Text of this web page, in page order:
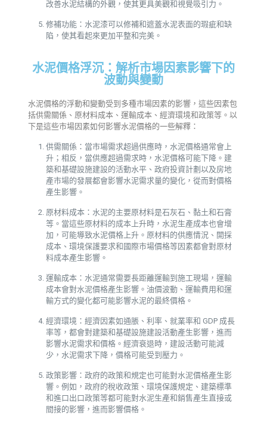
改善水泥結構的外觀，使其更具美觀和視覺吸引力。
修補功能：水泥漆可以修補和遮蓋水泥表面的瑕疵和缺
陷，使其看起來更加平整和完美。
水泥價格浮沉：解析市場因素影響下的
波動與變動
水泥價格的浮動和變動受到多種市場因素的影響，這些因素包
括供需關係、原材料成本、運輸成本、經濟環境和政策等。以
下是這些市場因素如何影響水泥價格的一些解釋：
供需關係：當市場需求超過供應時，水泥價格通常會上
升；相反，當供應超過需求時，水泥價格可能下降。建
築和基礎設施建設的活動水平、政府投資計劃以及房地
產市場的發展都會影響水泥需求量的變化，從而對價格
產生影響。
原材料成本：水泥的主要原材料是石灰石、黏土和石膏
等。當這些原材料的成本上升時，水泥生產成本也會增
加，可能導致水泥價格上升。原材料的供應情況、開採
成本、環境保護要求和國際市場價格等因素都會對原材
料成本產生影響。
運輸成本：水泥通常需要長距離運輸到施工現場，運輸
成本會對水泥價格產生影響。油價波動、運輸費用和運
輸方式的變化都可能影響水泥的最終價格。
經濟環境：經濟因素如通脹、利率、就業率和 GDP 成長
率等，都會對建築和基礎設施建設活動產生影響，進而
影響水泥需求和價格。經濟衰退時，建設活動可能減
少，水泥需求下降，價格可能受到壓力。
政策影響：政府的政策和規定也可能對水泥價格產生影
響。例如，政府的稅收政策、環境保護規定、建築標準
和進口出口政策等都可能對水泥生產和銷售產生直接或
間接的影響，進而影響價格。